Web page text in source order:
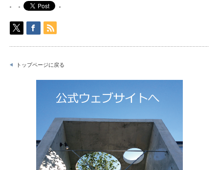
トップページに戻る